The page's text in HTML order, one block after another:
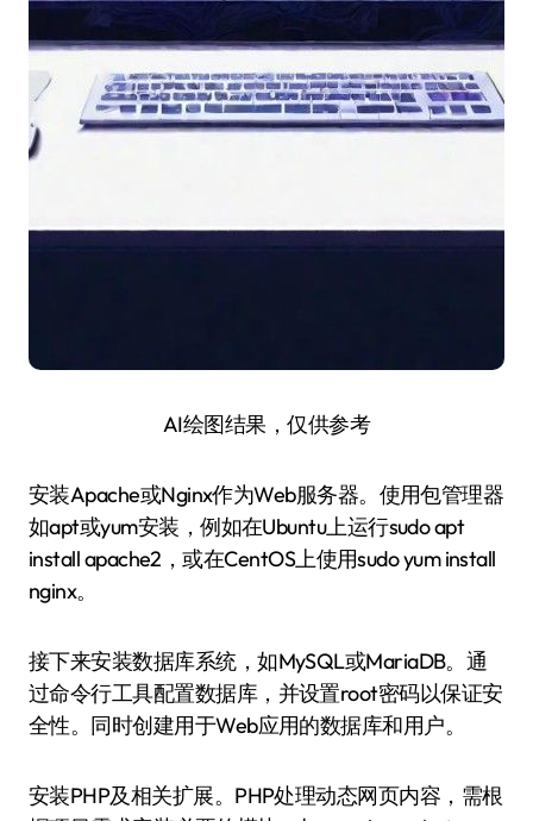
AI绘图结果，仅供参考
安装Apache或Nginx作为Web服务器。使用包管理器
如apt或yum安装，例如在Ubuntu上运行sudo apt
install apache2，或在CentOS上使用sudo yum install
nginx。
接下来安装数据库系统，如MySQL或MariaDB。通
过命令行工具配置数据库，并设置root密码以保证安
全性。同时创建用于Web应用的数据库和用户。
安装PHP及相关扩展。PHP处理动态网页内容，需根